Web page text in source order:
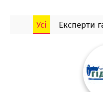
Усі Експерти